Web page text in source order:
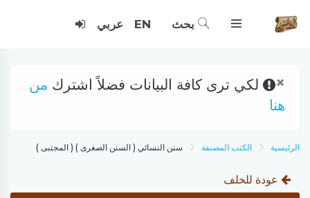
بحث EN عربي
× لكي ترى كافة البيانات فضلاً اشترك من
هنا
الرئيسية الكتب المصنفة سنن النسائي ( السنن الصغرى ) ( المجتبى )
عودة للخلف